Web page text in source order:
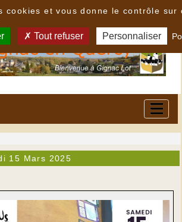
15 Mars 2025
cookies et vous donne le contrôle sur
Tout refuser Personnaliser